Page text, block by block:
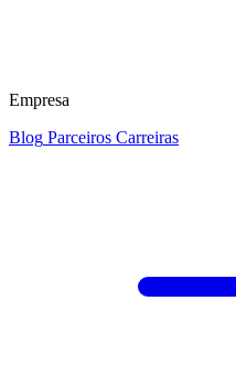
Empresa
Blog Parceiros Carreiras